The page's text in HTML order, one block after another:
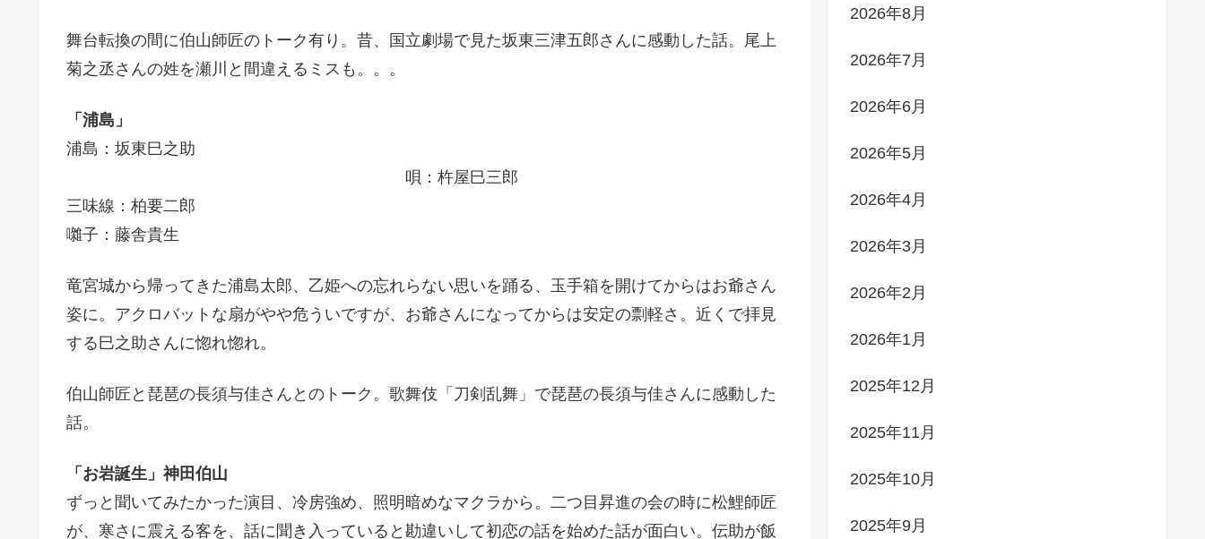
舞台転換の間に伯山師匠のトーク有り。昔、国立劇場で見た坂東三津五郎さんに感動した話。尾上
菊之丞さんの姓を瀬川と間違えるミスも。。。
「浦島」
浦島：坂東巳之助
唄：杵屋巳三郎
三味線：柏要二郎
囃子：藤舎貴生
竜宮城から帰ってきた浦島太郎、乙姫への忘れらない思いを踊る、玉手箱を開けてからはお爺さん
姿に。アクロバットな扇がやや危ういですが、お爺さんになってからは安定の剽軽さ。近くで拝見
する巳之助さんに惚れ惚れ。
伯山師匠と琵琶の長須与佳さんとのトーク。歌舞伎「刀剣乱舞」で琵琶の長須与佳さんに感動した
話。
「お岩誕生」神田伯山
ずっと聞いてみたかった演目、冷房強め、照明暗めなマクラから。二つ目昇進の会の時に松鯉師匠
が、寒さに震える客を、話に聞き入っていると勘違いして初恋の話を始めた話が面白い。伝助が飯
2026年8月
2026年7月
2026年6月
2026年5月
2026年4月
2026年3月
2026年2月
2026年1月
2025年12月
2025年11月
2025年10月
2025年9月